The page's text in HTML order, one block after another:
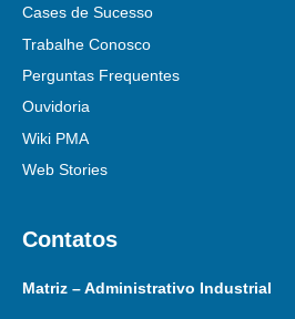
Cases de Sucesso
Trabalhe Conosco
Perguntas Frequentes
Ouvidoria
Wiki PMA
Web Stories
Contatos
Matriz – Administrativo Industrial